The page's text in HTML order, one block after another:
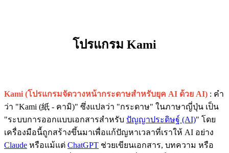
โปรแกรม Kami
Kami (โปรแกรมจัดวางหน้ากระดาษสำหรับยุค AI ด้วย AI) : คำ
ว่า "Kami (紙 - คามิ)" ซึ่งแปลว่า "กระดาษ" ในภาษาญี่ปุ่น เป็น
"ระบบการออกแบบเอกสารสำหรับ ปัญญาประดิษฐ์ (AI)" โดย
เครื่องมือนี้ถูกสร้างขึ้นมาเพื่อแก้ปัญหาเวลาที่เราให้ AI อย่าง
Claude หรือแม้แต่ ChatGPT ช่วยเขียนเอกสาร, บทความ หรือ